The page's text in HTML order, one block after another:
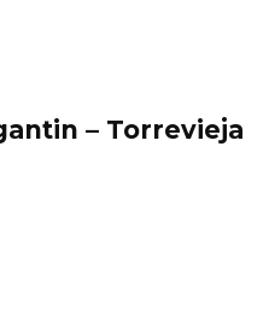
– Torrevieja